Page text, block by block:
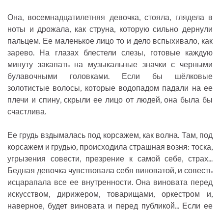
Она, восемнадцатилетняя девочка, стояла, глядела в
ноты и дрожала, как струна, которую сильно дернули
пальцем. Ее маленькое лицо то и дело вспыхивало, как
зарево. На глазах блестели слезы, готовые каждую
минуту закапать на музыкальные значки с черными
булавочными головками. Если бы шёлковые
золотистые волосы, которые водопадом падали на ее
плечи и спину, скрыли ее лицо от людей, она была бы
счастлива.
Ее грудь вздымалась под корсажем, как волна. Там, под
корсажем и грудью, происходила страшная возня: тоска,
угрызения совести, презрение к самой себе, страх...
Бедная девочка чувствовала себя виноватой, и совесть
исцарапала все ее внутренности. Она виновата перед
искусством, дирижером, товарищами, оркестром и,
наверное, будет виновата и перед публикой... Если ее